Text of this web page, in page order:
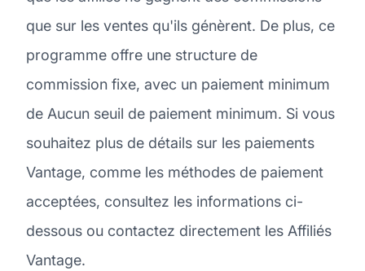
que sur les ventes qu'ils génèrent. De plus, ce
programme offre une structure de
commission fixe, avec un paiement minimum
de Aucun seuil de paiement minimum. Si vous
souhaitez plus de détails sur les paiements
Vantage, comme les méthodes de paiement
acceptées, consultez les informations ci-
dessous ou contactez directement les Affiliés
Vantage.